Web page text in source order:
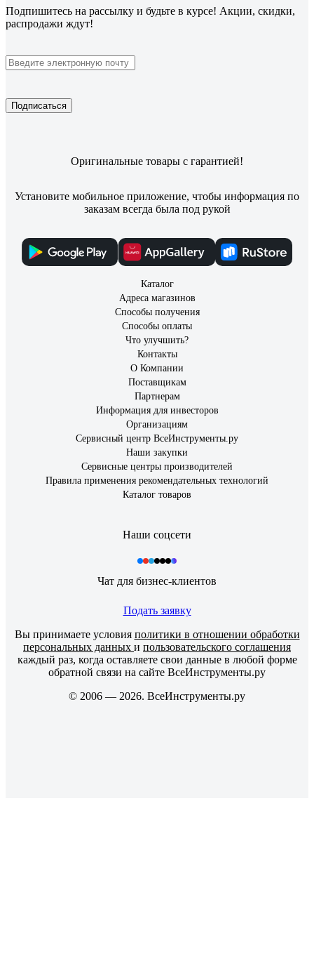
Подпишитесь на рассылку и будьте в курсе! Акции, скидки,
распродажи ждут!
Подписаться
Оригинальные товары с гарантией!
Установите мобильное приложение, чтобы информация по
заказам всегда была под рукой
Каталог
Адреса магазинов
Способы получения
Способы оплаты
Что улучшить?
Контакты
О Компании
Поставщикам
Партнерам
Информация для инвесторов
Организациям
Сервисный центр ВсеИнструменты.ру
Наши закупки
Сервисные центры производителей
Правила применения рекомендательных технологий
Каталог товаров
Наши соцсети
Чат для бизнес-клиентов
Подать заявку
Вы принимаете условия политики в отношении обработки
персональных данных и пользовательского соглашения
каждый раз, когда оставляете свои данные в любой форме
обратной связи на сайте ВсеИнструменты.ру
© 2006 — 2026. ВсеИнструменты.ру